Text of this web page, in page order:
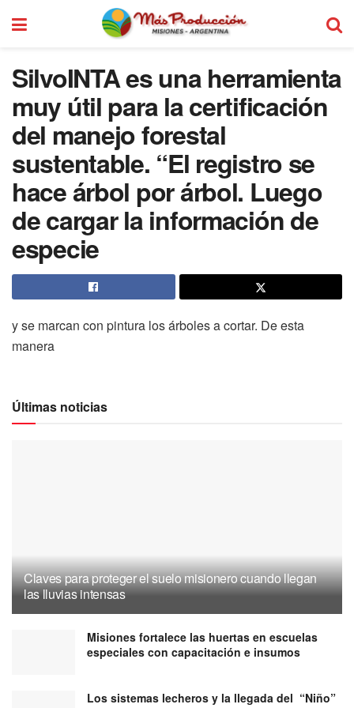
SilvoINTA es una herramienta
muy útil para la certificación
del manejo forestal
sustentable. “El registro se
hace árbol por árbol. Luego
de cargar la información de
especie
y se marcan con pintura los árboles a cortar. De esta
manera
Últimas noticias
Claves para proteger el suelo misionero cuando llegan
las lluvias intensas
Misiones fortalece las huertas en escuelas
especiales con capacitación e insumos
Los sistemas lecheros y la llegada del “Niño”